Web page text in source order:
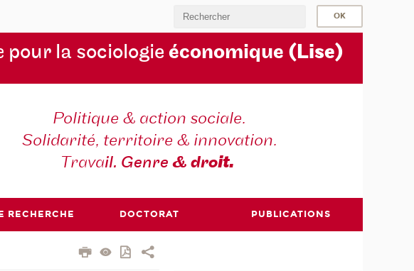
pour la sociologie économique (Lise)
Politique & action sociale.
Solidarité, territoire & innovation.
Travail. Genre & droit.
RECHERCHE DOCTORAT PUBLICATIONS